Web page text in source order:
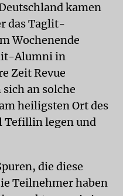
kamen
das Taglit-
Wochenende
Alumni in
Zeit Revue
an solche
heiligsten Ort des
Tefillin legen und
die diese
Teilnehmer haben